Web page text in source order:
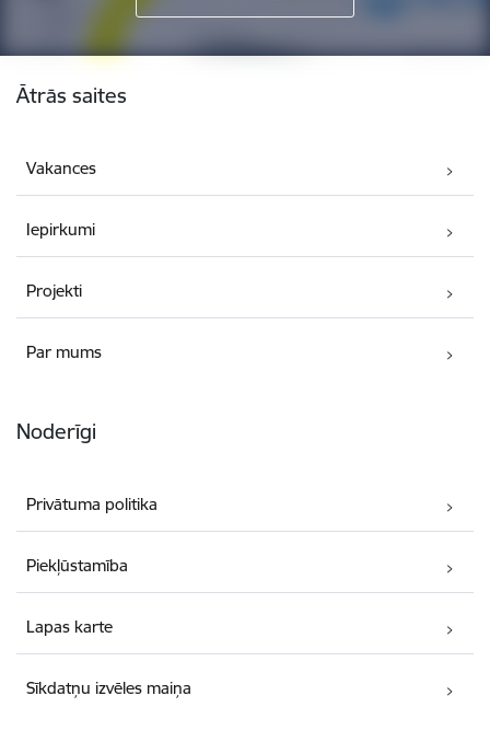
Ātrās saites
Vakances
Iepirkumi
Projekti
Par mums
Noderīgi
Privātuma politika
Piekļūstamība
Lapas karte
Sīkdatņu izvēles maiņa